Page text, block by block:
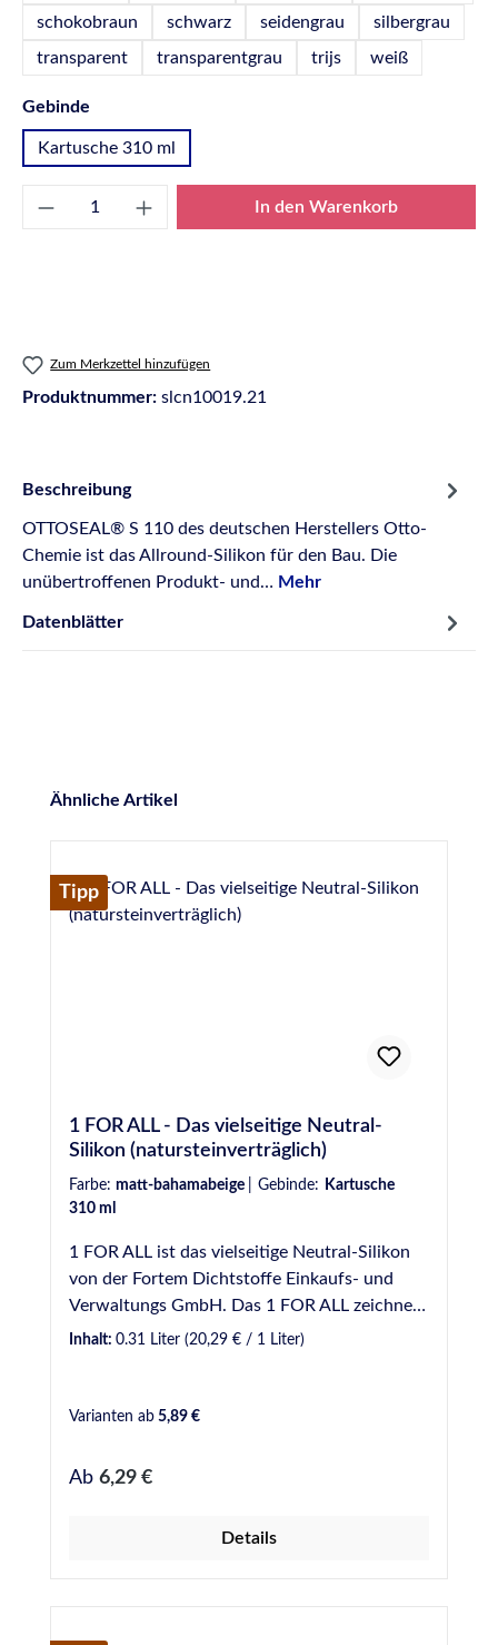
schokobraun
schwarz seidengrau
silbergrau
transparent
transparentgrau trijs weiß
Gebinde
Kartusche 310 ml
Produkt Anzahl: Gib den gewünschten
In den Warenkorb
Zum Merkzettel hinzufügen
Produktnummer: slcn10019.21
Beschreibung
OTTOSEAL® S 110 des deutschen Herstellers Otto-
Chemie ist das Allround-Silikon für den Bau. Die
unübertroffenen Produkt- und… Mehr
Datenblätter
Produktgalerie überspringen
Ähnliche Artikel
Tipp
1 FOR ALL - Das vielseitige Neutral-
Silikon (natursteinverträglich)
Farbe: matt-bahamabeige Gebinde:
Kartusche
310 ml
1 FOR ALL ist das vielseitige Neutral-Silikon
von der Fortem Dichtstoffe Einkaufs- und
Verwaltungs GmbH. Das 1 FOR ALL zeichnet
sich aus, durch seine gute Verarbeitbarkeit
/ Karton Eigenschaften: Neutral vernetzender
Verursacht keine Verfettung an Natursteinen
Nicht korrosiv gegenüber ungeschützten
Widerstand gegen Schimmelbefall Sehr gute
Inhalt: 0.31 Liter (20,29 € / 1 Liter)
Varianten ab 5,89 €
Regulärer Preis:
Ab 6,29 €
Details